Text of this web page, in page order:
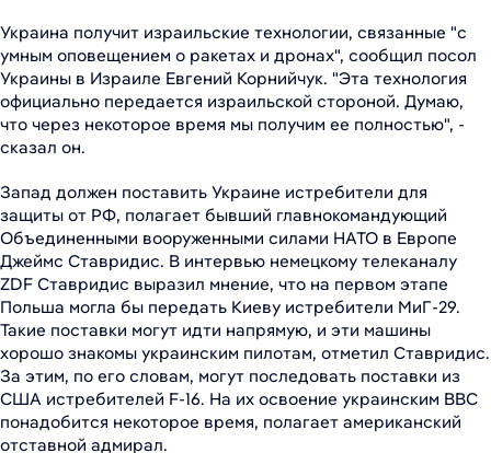
Украина получит израильские технологии, связанные "с
умным оповещением о ракетах и дронах", сообщил посол
Украины в Израиле Евгений Корнийчук. "Эта технология
официально передается израильской стороной. Думаю,
что через некоторое время мы получим ее полностью", -
сказал он.
Запад должен поставить Украине истребители для
защиты от РФ, полагает бывший главнокомандующий
Объединенными вооруженными силами НАТО в Европе
Джеймс Ставридис. В интервью немецкому телеканалу
ZDF Ставридис выразил мнение, что на первом этапе
Польша могла бы передать Киеву истребители МиГ-29.
Такие поставки могут идти напрямую, и эти машины
хорошо знакомы украинским пилотам, отметил Ставридис.
За этим, по его словам, могут последовать поставки из
США истребителей F-16. На их освоение украинским ВВС
понадобится некоторое время, полагает американский
отставной адмирал.